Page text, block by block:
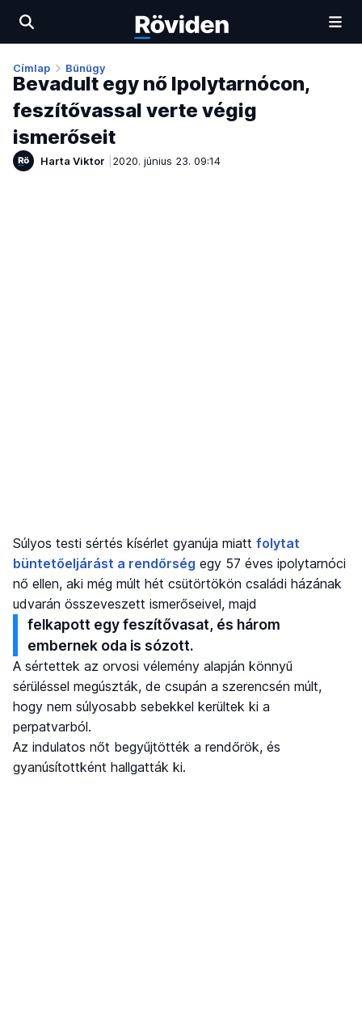
Címlap Bűnügy
Bevadult egy nő Ipolytarnócon,
feszítővassal verte végig
ismerőseit
Harta Viktor 2020. június 23. 09:14
Súlyos testi sértés kísérlet gyanúja miatt folytat
büntetőeljárást a rendőrség egy 57 éves ipolytarnóci
nő ellen, aki még múlt hét csütörtökön családi házának
udvarán összeveszett ismerőseivel, majd
felkapott egy feszítővasat, és három
embernek oda is sózott.
A sértettek az orvosi vélemény alapján könnyű
sérüléssel megúszták, de csupán a szerencsén múlt,
hogy nem súlyosabb sebekkel kerültek ki a
perpatvarból.
Az indulatos nőt begyűjtötték a rendőrök, és
gyanúsítottként hallgatták ki.